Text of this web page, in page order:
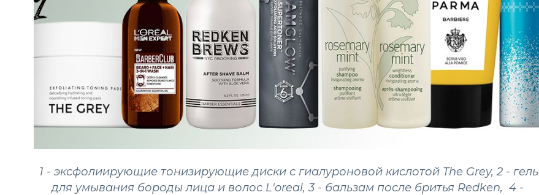
1 - эксфолиирующие тонизирующие диски с гиалуроновой кислотой The Grey, 2 - гель
для умывания бороды лица и волос L'oreal, 3 - бальзам после бритья Redken, 4 -